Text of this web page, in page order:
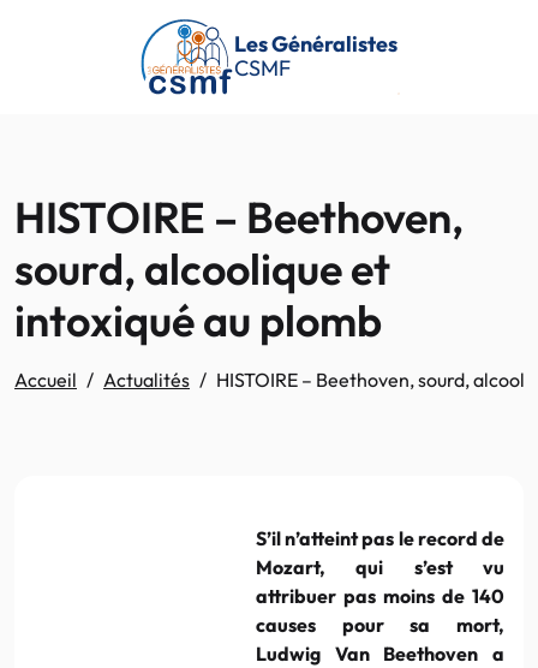
Passer au contenu principal
Les Généralistes
CSMF
HISTOIRE – Beethoven,
sourd, alcoolique et
intoxiqué au plomb
Accueil Actualités HISTOIRE – Beethoven, sourd,
S’il n’atteint pas le record de
Mozart, qui s’est vu
attribuer pas moins de 140
causes pour sa mort,
Ludwig Van Beethoven a